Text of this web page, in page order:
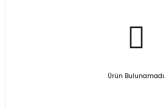
Ürün Bulunamadı.